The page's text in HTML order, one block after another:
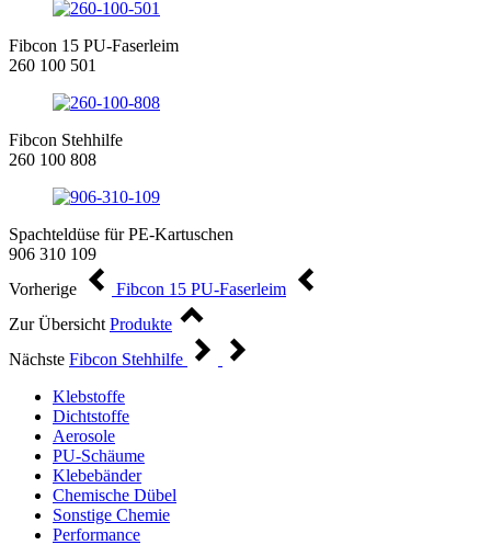
Fibcon 15 PU-Faserleim
260 100 501
Fibcon Stehhilfe
260 100 808
Spachteldüse für PE-Kartuschen
906 310 109
Vorherige
Fibcon 15 PU-Faserleim
Zur Übersicht Produkte
Nächste Fibcon Stehhilfe
Klebstoffe
Dichtstoffe
Aerosole
PU-Schäume
Klebebänder
Chemische Dübel
Sonstige Chemie
Performance